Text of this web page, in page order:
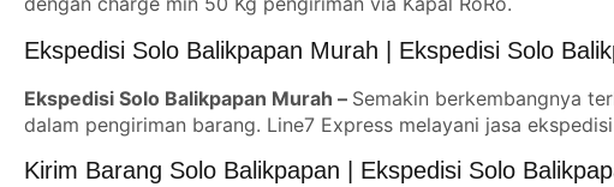
Ekspedisi Solo Balikpapan Murah | Ekspedisi Solo
Ekspedisi Solo Balikpapan Murah – Semakin berkembangnya
dalam pengiriman barang. Line7 Express melayani jasa
Kirim Barang Solo Balikpapan | Ekspedisi Solo